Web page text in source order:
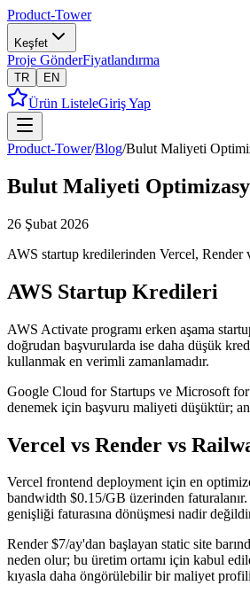
Product-Tower
Keşfet
Proje GönderFiyatlandırma
TR EN
Ürün ListeleGiriş Yap
Product-Tower/Blog/Bulut Maliyeti
Bulut Maliyeti
26 Şubat 2026
AWS startup kredilerinden Vercel, Render
AWS Startup Kredileri
AWS Activate programı erken aşama
doğrudan başvurularda ise daha düşük
kullanmak en verimli zamanlamadır.
Google Cloud for Startups ve Microsoft
denemek için başvuru maliyeti düşüktür;
Vercel vs Render vs
Vercel frontend deployment için en
bandwidth $0.15/GB üzerinden
genişliği faturasına dönüşmesi nadir
Render $7/ay'dan başlayan static site
neden olur; bu üretim ortamı için kabul
kıyasla daha öngörülebilir bir maliyet